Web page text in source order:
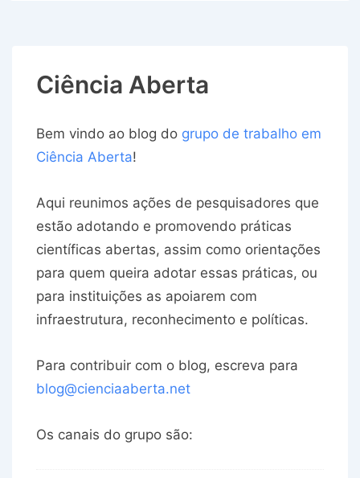
Ciência Aberta
Bem vindo ao blog do grupo de trabalho em
Ciência Aberta!
Aqui reunimos ações de pesquisadores que
estão adotando e promovendo práticas
científicas abertas, assim como orientações
para quem queira adotar essas práticas, ou
para instituições as apoiarem com
infraestrutura, reconhecimento e políticas.
Para contribuir com o blog, escreva para
blog@cienciaaberta.net
Os canais do grupo são: